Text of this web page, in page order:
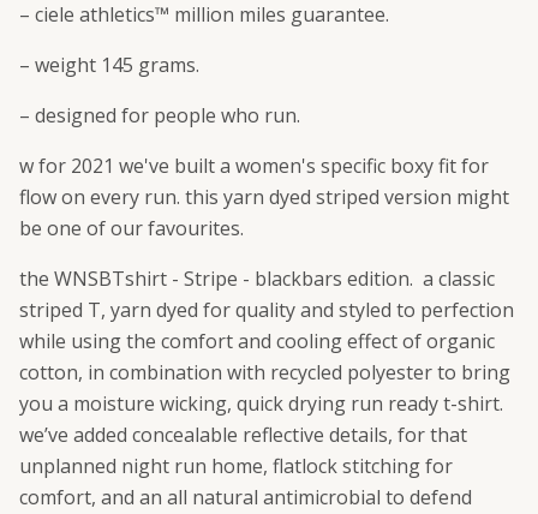
– ciele athletics™ million miles guarantee.
– weight 145 grams.
– designed for people who run.
w for 2021 we've built a women's specific boxy fit for
flow on every run. this yarn dyed striped version might
be one of our favourites.
the WNSBTshirt - Stripe - blackbars edition. a classic
striped T, yarn dyed for quality and styled to perfection
while using the comfort and cooling effect of organic
cotton, in combination with recycled polyester to bring
you a moisture wicking, quick drying run ready t-shirt.
we’ve added concealable reflective details, for that
unplanned night run home, flatlock stitching for
comfort, and an all natural antimicrobial to defend